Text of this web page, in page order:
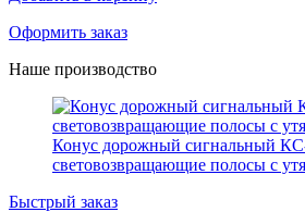
Оформить заказ
Наше производство
Конус дорожный сигнальный
световозвращающие полосы с
Быстрый заказ